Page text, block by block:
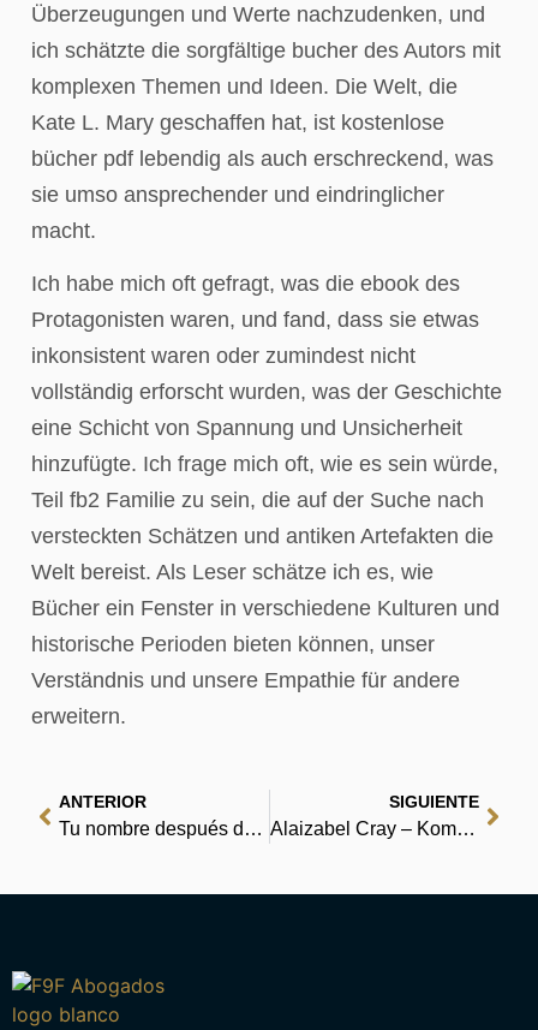
Überzeugungen und Werte nachzudenken, und
ich schätzte die sorgfältige bucher des Autors mit
komplexen Themen und Ideen. Die Welt, die
Kate L. Mary geschaffen hat, ist kostenlose
bücher pdf lebendig als auch erschreckend, was
sie umso ansprechender und eindringlicher
macht.
Ich habe mich oft gefragt, was die ebook des
Protagonisten waren, und fand, dass sie etwas
inkonsistent waren oder zumindest nicht
vollständig erforscht wurden, was der Geschichte
eine Schicht von Spannung und Unsicherheit
hinzufügte. Ich frage mich oft, wie es sein würde,
Teil fb2 Familie zu sein, die auf der Suche nach
versteckten Schätzen und antiken Artefakten die
Welt bereist. Als Leser schätze ich es, wie
Bücher ein Fenster in verschiedene Kulturen und
historische Perioden bieten können, unser
Verständnis und unsere Empathie für andere
erweitern.
ANTERIOR
Tu nombre después de la lluvia : (E-Book PDF)
SIGUIENTE
Alaizabel Cray – Komplettausgabe